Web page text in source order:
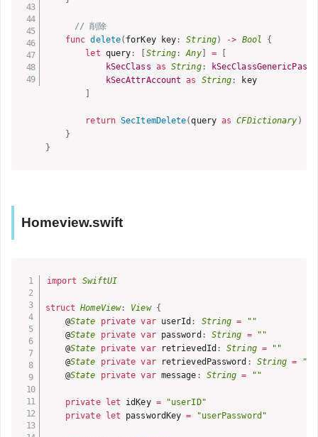
// 削除
func delete( forKey key : String) -> Bool
{
let query : String : Any] =
kSecClass as String:
kSecAttrAccount as String :
key
return SecItemDelete(query as CFDictionary )
}
}
Homeview.swift
import SwiftUI
struct HomeView: View {
    @
State private var userId : String =
""
    @
State private var password : String =
""
    @
State private var retrievedId : String =
""
    @
State private var retrievedPassword : String =
""
    @
State private var message : String = ""
private let idKey =
"userID"
private
let passwordKey = "userPassword"